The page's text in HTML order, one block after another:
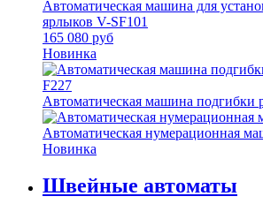
Автоматическая машина для
ярлыков V-SF101
165 080 руб
Новинка
Автоматическая машина подгибки
Автоматическая нумерационная
Новинка
Швейные автоматы